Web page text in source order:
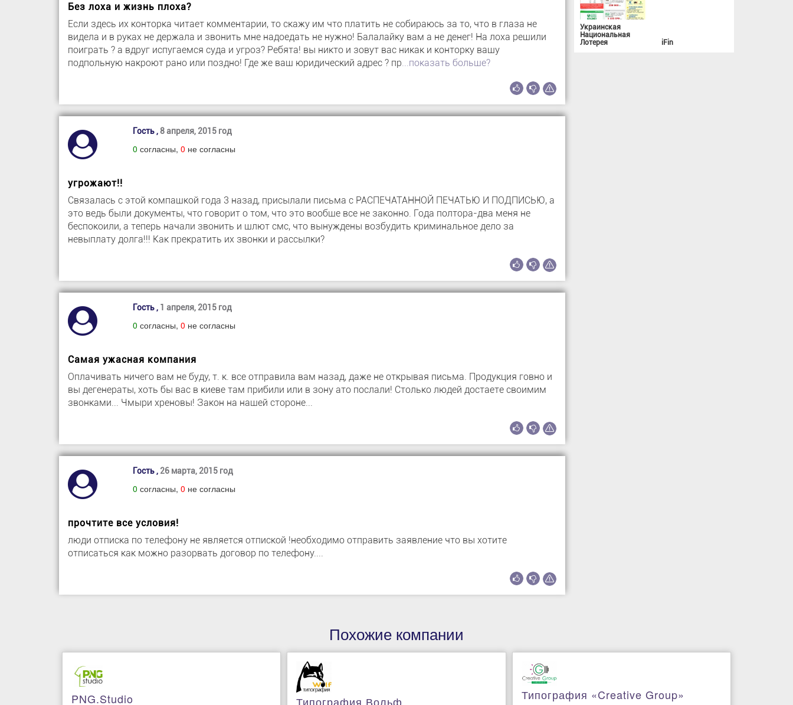
Без лоха и жизнь плоха?
Если здесь их конторка читает комментарии, то скажу им что платить не собираюсь за то, что в глаза не
видела и в руках не держала и звонить мне надоедать не нужно! Балалайку вам а не денег! На лоха решили
поиграть ? а вдруг испугаемся суда и угроз? Ребята! вы никто и зовут вас никак и конторку вашу
подпольную накроют рано или поздно! Где же ваш юридический адрес ? пр ...показать больше?
Гость ,8 апреля, 2015 год
0 согласны, 0 не согласны
угрожают!!
Связалась с этой компашкой года 3 назад, присылали письма с РАСПЕЧАТАННОЙ ПЕЧАТЬЮ И ПОДПИСЬЮ, а
это ведь были документы, что говорит о том, что это вообще все не законно. Года полтора-два меня не
беспокоили, а теперь начали звонить и шлют смс, что вынуждены возбудить криминальное дело за
невыплату долга!!! Как прекратить их звонки и рассылки?
Гость , 1 апреля, 2015 год
0 согласны, 0 не согласны
Самая ужасная компания
Оплачивать ничего вам не буду, т. к. все отправила вам назад, даже не открывая письма. Продукция говно и
вы дегенераты, хоть бы вас в киеве там прибили или в зону ато послали! Столько людей достаете своимим
звонками... Чмыри хреновы! Закон на нашей стороне...
Гость , 26 марта, 2015 год
0 согласны, 0 не согласны
прочтите все условия!
люди отписка по телефону не является отпиской !необходимо отправить заявление что вы хотите
отписаться как можно разорвать договор по телефону....
Украинская
Национальная
Лотерея
iFin
Похожие компании
PNG.studio Типография Вольф Типография «Creative Group»